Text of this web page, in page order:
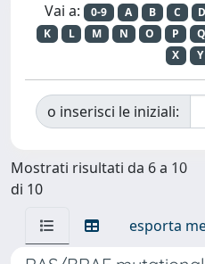
Vai a: 0-9 A B C D
K
L M N O P Q
X
Y
o inserisci le iniziali:
Mostrati risultati da 6 a 10
di 10
esporta